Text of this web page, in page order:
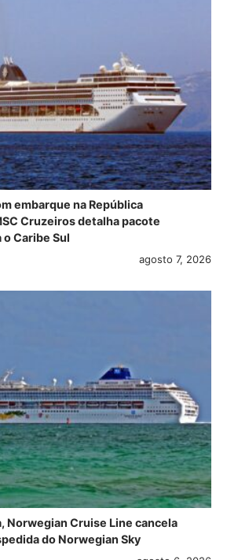
embarque na República
Cruzeiros detalha pacote
Caribe Sul
agosto 7, 2026
Norwegian Cruise Line cancela
do Norwegian Sky